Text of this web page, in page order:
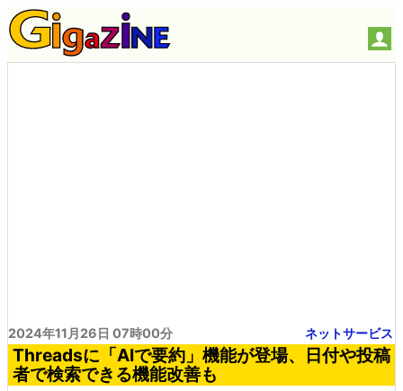
2024年11月26日 07時00分 ネットサービス
Threadsに「AIで要約」機能が登場、日付や投稿
者で検索できる機能改善も